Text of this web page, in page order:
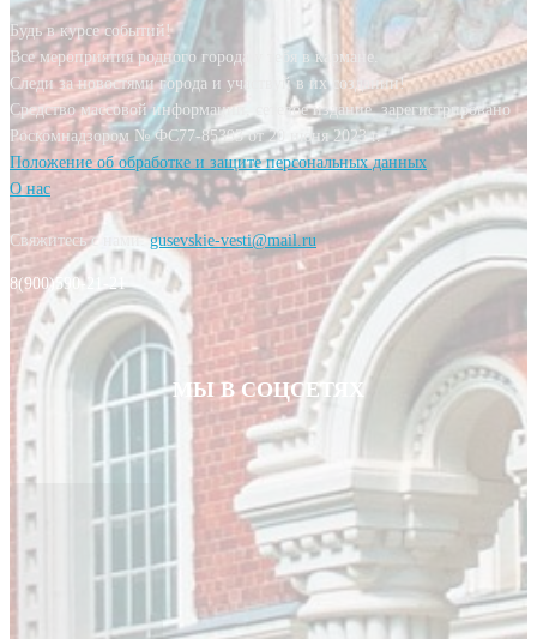
Будь в курсе событий!
Все мероприятия родного города у тебя в кармане.
Следи за новостями города и участвуй в их создании!
Средство массовой информации, сетевое издание, зарегистрировано
Роскомнадзором № ФС77-85393 от 20 июня 2023 г.
Положение об обработке и защите персональных данных
О нас
Свяжитесь с нами:gusevskie-vesti@mail.ru
8(900)590-21-21
МЫ В СОЦСЕТЯХ